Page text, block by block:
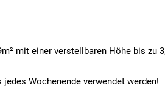
mit einer verstellbaren Höhe bis zu
Wochenende verwendet werden!